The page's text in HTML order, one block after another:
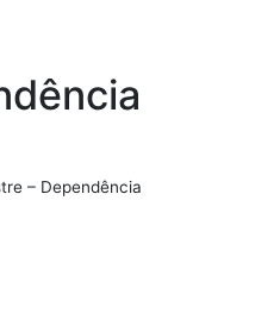
– Dependência